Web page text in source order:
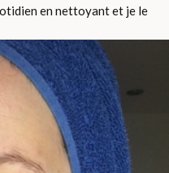
en nettoyant et je le